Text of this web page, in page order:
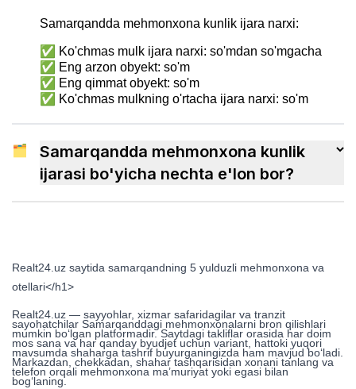
Samarqandda mehmonxona kunlik ijara narxi:
✅ Ko'chmas mulk ijara narxi: so'mdan so'mgacha
✅ Eng arzon obyekt: so'm
✅ Eng qimmat obyekt: so'm
✅ Ko'chmas mulkning o'rtacha ijara narxi: so'm
🗂
Samarqandda mehmonxona kunlik
ijarasi bo'yicha nechta e'lon bor?
Realt24.uz saytida samarqandning 5 yulduzli mehmonxona va
otellari</h1>
Realt24.uz — sayyohlar, xizmar safaridagilar va tranzit
sayohatchilar Samarqanddagi mehmonxonalarni bron qilishlari
mumkin bo‘lgan platformadir. Saytdagi takliflar orasida har doim
mos sana va har qanday byudjet uchun variant, hattoki yuqori
mavsumda shaharga tashrif buyurganingizda ham mavjud bo‘ladi.
Markazdan, chekkadan, shahar tashqarisidan xonani tanlang va
telefon orqali mehmonxona ma’muriyat yoki egasi bilan
bog‘laning.